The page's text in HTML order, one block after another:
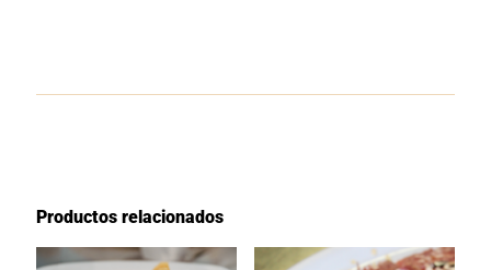
Productos relacionados